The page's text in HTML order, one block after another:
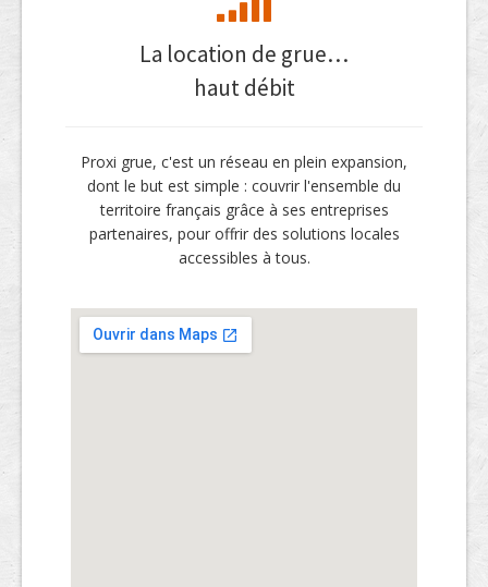
La location de grue…
haut débit
Proxi grue, c'est un réseau en plein expansion,
dont le but est simple : couvrir l'ensemble du
territoire français grâce à ses entreprises
partenaires, pour offrir des solutions locales
accessibles à tous.